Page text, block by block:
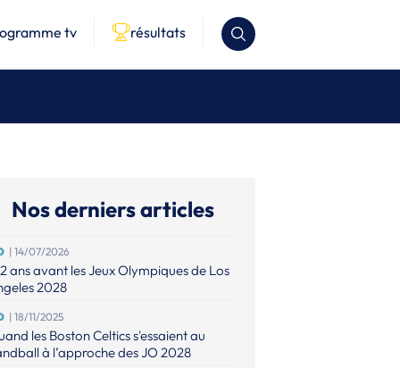
tv résultats
Nos derniers articles
| 14/07/2026
ans avant les Jeux Olympiques de Los
2028
| 18/11/2025
les Boston Celtics s'essaient au
à l’approche des JO 2028